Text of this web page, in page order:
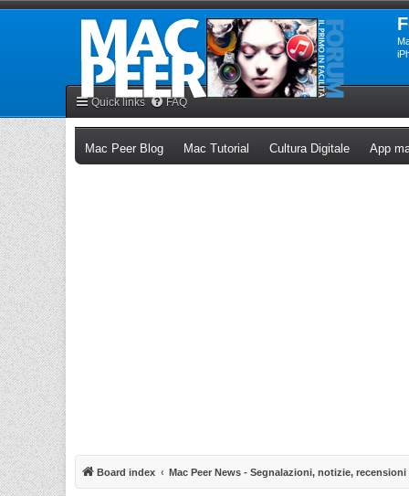
Quick links FAQ
Mac Peer Blog(Opens a new tab)
Mac Tutorial (Opens a new tab)
Cultura Digitale(Opens a
App
Board index Mac Peer News - Segnalazioni, notizie, recensioni